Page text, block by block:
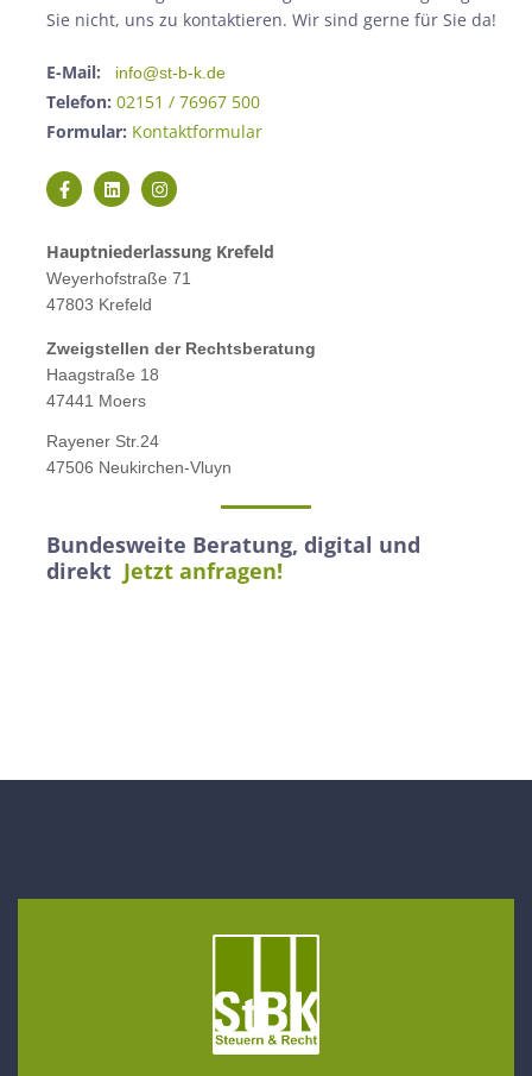
Sie nicht, uns zu kontaktieren. Wir sind gerne für Sie da!
E-Mail: info@st-b-k.de
Telefon: 02151 / 76967 500
Formular: Kontaktformular
Hauptniederlassung Krefeld
Weyerhofstraße 71
47803 Krefeld
Zweigstellen der Rechtsberatung
Haagstraße 18
47441 Moers
Rayener Str.24
47506 Neukirchen-Vluyn
Bundesweite Beratung, digital und
direkt Jetzt anfragen!